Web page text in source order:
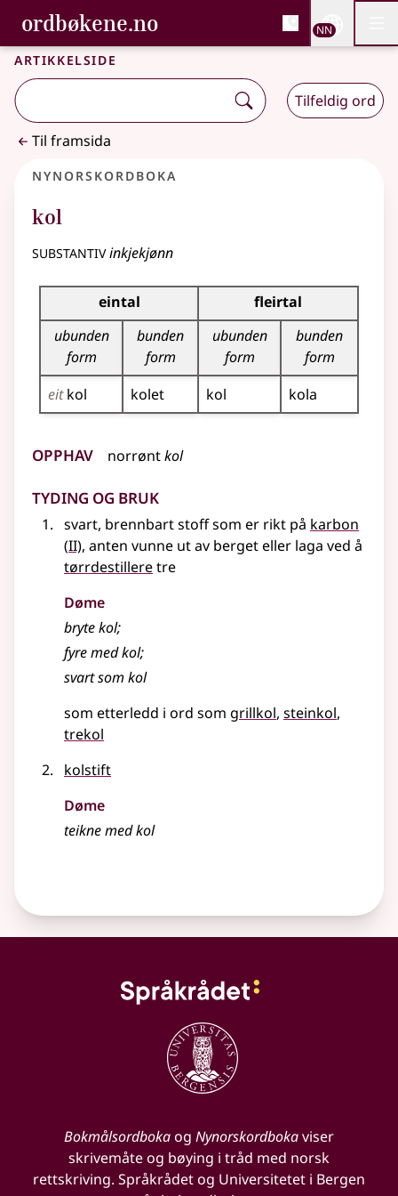
Gå til hovudinnhald
Tilgjenge
ordbøkene.no, Bokmålsordboka og
Bokmålsordboka og Nynorskordboka
NN
Artikkelside
Tilfeldig ord
Til framsida
Nynorskordboka
kol
substantivinkjekjønn
Bøyningstabell for dette substantivet
eintal
fleirtal
ubunden
form
bunden
form
ubunden
form
bunden
form
eitkol kolet kol kola
Opphav norrøntkol
Tyding og bruk
svart, brennbart stoff som er rikt på karbon
(2
II), anten vunne ut av berget eller laga ved å
tørrdestilleretre
Døme
bryte kol;
fyre med kol;
svart som kol
som etterledd i ord som grillkol steinkol
trekol
kolstift
Døme
teikne med kol
Bokmålsordbokaog Nynorskordbokaviser
skrivemåte og bøying i tråd med norsk
rettskriving. Språkrådet og Universitetet i Bergen